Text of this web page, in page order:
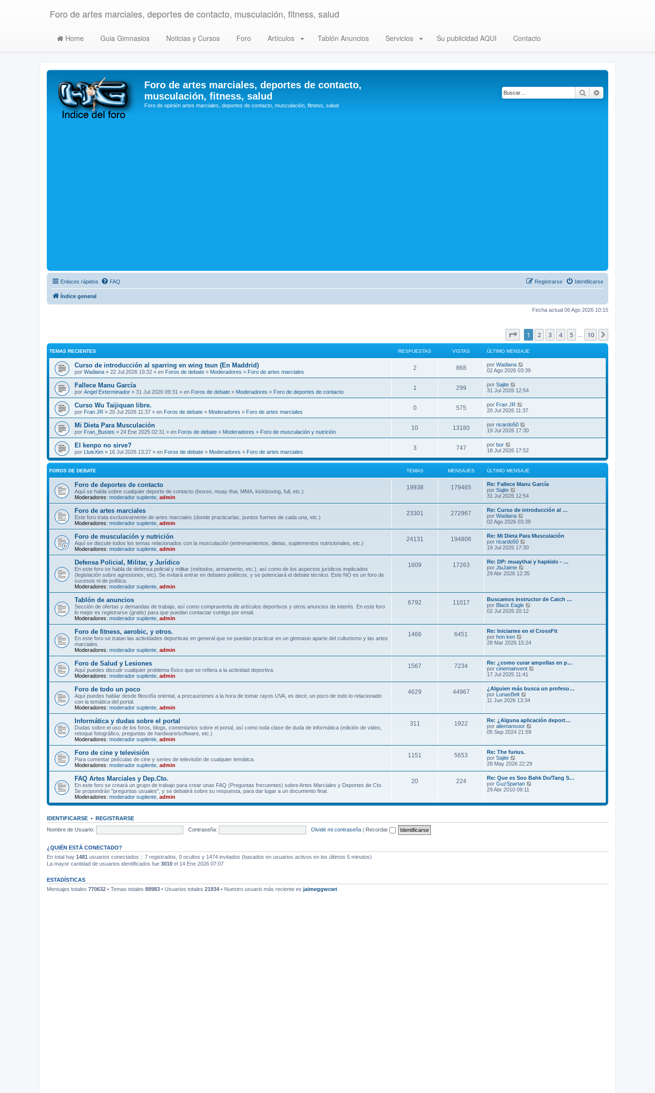
Foro de artes marciales, deportes de contacto, musculación, fitness, salud
Home Guia Gimnasios Noticias y Cursos Foro Artículos Tablón Anuncios Servicios Su publicidad AQUI Contacto
Foro de artes marciales, deportes de contacto,
musculación, fitness, salud
Foro de opinión artes marciales, deportes de contacto, musculación, fitness, salud
Buscar
Enlaces rápidos FAQ Identificarse
Registrarse
Índice general
Fecha actual 06 Ago 2026 10:15
Página1 de 10
1 2 3 4 5 10
TEMAS RECIENTES RESPUESTAS VISTAS ÚLTIMO MENSAJE
Curso de introducción al sparring en wing tsun (En Maddrid)
por Wadiana » 22 Jul 2026 19:32 » en Foros de debate » Moderadores » Foro de artes marciales
2 868 por Wadiana
02 Ago 2026 03:39
Fallece Manu García
por Angel Exterminador » 31 Jul 2026 09:31 » en Foros de debate » Moderadores » Foro de deportes de contacto
1 299 por Sajite
31 Jul 2026 12:54
Curso Wu Taijiquan libre.
por Fran JR » 20 Jul 2026 11:37 » en Foros de debate » Moderadores » Foro de artes marciales
0 575 por Fran JR
20 Jul 2026 11:37
Mi Dieta Para Musculación
por Fran_Bustes » 24 Ene 2025 02:31 » en Foros de debate » Moderadores » Foro de musculación y nutrición
10 13180 por ricardo50
19 Jul 2026 17:30
El kenpo no sirve?
por LluisXim » 16 Jul 2026 13:27 » en Foros de debate » Moderadores » Foro de artes marciales
3 747 por bur
18 Jul 2026 17:52
FOROS DE DEBATE TEMAS MENSAJES ÚLTIMO MENSAJE
Foro de deportes de contacto
Aquí se habla sobre cualquier deporte de contacto (boxeo, muay thai, MMA, kickboxing, full, etc.)
Moderadores: moderador suplente admin
19938 179465
Re: Fallece Manu García
por Sajite
e
ú
l
t
i
m
o
m
e
n
s
a
j
e
31 Jul 2026 12:54
Foro de artes marciales
Este foro trata exclusivamente de artes marciales (donde practicarlas, puntos fuertes de cada una, etc.)
Moderadores: moderador suplente admin
23301 272967
Re: Curso de introducción al …
por Wadiana
e
l
t
i
m
o
e
a
j
e
02 Ago 2026 03:39
Foro de musculación y nutrición
Aquí se discute todos los temas relacionados con la musculación (entrenamientos, dietas, suplementos nutricionales, etc.)
Moderadores: moderador suplente admin
24131 194806
Re: Mi Dieta Para Musculación
por ricardo50
e
l
t
i
m
e
n
s
j
e
19 Jul 2026 17:30
Defensa Policial, Militar, y Jurídico
En este foro se habla de defensa policial y militar (métodos, armamento, etc.), así como de los aspectos jurídicos implicados
(legislación sobre agresiones, etc). Se evitará entrar en debates políticos, y se potenciará el debate técnico. Este NO es un foro de
sucesos ni de política.
Moderadores: moderador suplente admin
1609 17263
Re: DP: muaythai y hapkido - …
por JiuJaime
e
i
m
o
e
n
a
e
29 Abr 2026 12:35
Tablón de anuncios
Sección de ofertas y demandas de trabajo, así como compraventa de artículos deportivos y otros anuncios de interés. En este foro
lo mejor es registrarse (gratis) para que puedan contactar contigo por email.
Moderadores: moderador suplente admin
6792 11017
Buscamos instructor de Catch …
por Black Eagle
t
m
m
e
n
a
j
e
02 Jul 2026 20:12
Foro de fitness, aerobic, y otros.
En este foro se tratan las actividades deportivas en general que se puedan practicar en un gimnasio aparte del culturismo y las artes
marciales.
Moderadores: moderador suplente admin
1466 6451
Re: Iniciarme en el CrossFit
por hon ken
e
t
i
m
o
m
e
n
a
j
e
28 Mar 2026 15:24
Foro de Salud y Lesiones
Aquí puedes discutir cualquier problema físico que se refiera a la actividad deportiva.
Moderadores: moderador suplente admin
1567 7234
Re: ¿como curar ampollas en p…
por cinemainvent
l
o
m
a
17 Jul 2025 11:41
Foro de todo un poco
Aquí puedes hablar desde filosofía oriental, a precauciones a la hora de tomar rayos UVA, es decir, un poco de todo lo relacionado
con la temática del portal.
Moderadores: moderador suplente admin
4629 44967
¿Alguien más busca un profeso…
por LunasBelt
e
l
t
i
m
m
s
a
e
11 Jun 2026 13:34
Informática y dudas sobre el portal
Dudas sobre el uso de los foros, blogs, comentarios sobre el portal, así como toda clase de duda de informática (edición de video,
retoque fotográfico, preguntas de hardware/software, etc.)
Moderadores: moderador suplente admin
311 1922
Re: ¿Alguna aplicación deport…
por aliemansoor
m
o
m
a
j
05 Sep 2024 21:59
Foro de cine y televisión
Para comentar películas de cine y series de televisión de cualquier temática.
Moderadores: moderador suplente admin
1151 5653
Re: The furius.
por Sajite
e
ú
l
t
i
o
n
28 May 2026 22:29
FAQ Artes Marciales y Dep.Cto.
En este foro se creará un grupo de trabajo para crear unas FAQ (Preguntas frecuentes) sobre Artes Marciales y Deportes de Cto.
Se propondrán "preguntas usuales", y se debatirá sobre su respuesta, para dar lugar a un documento final.
Moderadores: moderador suplente admin
20 224
Re: Que es Soo Bahk Do/Tang S…
por GuzSpartan
l
m
s
29 Abr 2010 09:11
IDENTIFICARSE • REGISTRARSE
Nombre de Usuario:
Contraseña: Olvidé mi contraseña | Recordar
¿QUIÉN ESTÁ CONECTADO?
En total hay 1481 usuarios conectados :: 7 registrados, 0 ocultos y 1474 invitados (basados en usuarios activos en los últimos 5 minutos)
La mayor cantidad de usuarios identificados fue 3010 el 14 Ene 2026 07:07
ESTADÍSTICAS
Mensajes totales 770632 • Temas totales 88983 • Usuarios totales 21934 • Nuestro usuario más reciente es jaimeggwcwt